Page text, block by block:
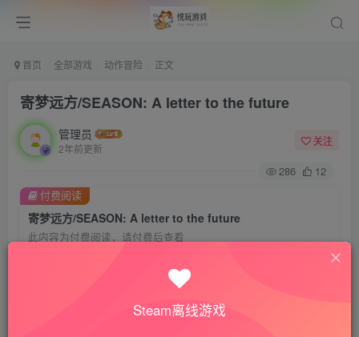
首页 全部游戏 动作冒险 正文
寄梦远方/SEASON: A letter to the future
管理员
2年前更新
关注
286 12
寄梦远方/SEASON: A letter to the future
此内容为付费阅读，请付费后查看
付费阅读
Steam离线游戏